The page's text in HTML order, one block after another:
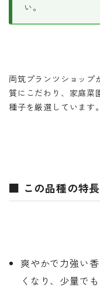
い。
両筑プランツショップ
質にこだわり、家庭菜
種子を厳選しています。
■ この品種の特長
爽やかで力強い
くなり、少量で